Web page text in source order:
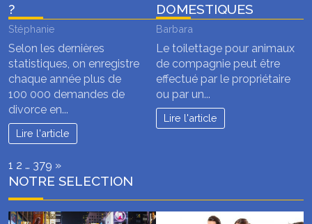
?
Stéphanie
Selon les dernières
statistiques, on enregistre
chaque année plus de
100 000 demandes de
divorce en...
Lire l'article
DOMESTIQUES
Barbara
Le toilettage pour animaux
de compagnie peut être
effectué par le propriétaire
ou par un...
Lire l'article
Page:
1 2 … 379 Next
»
NOTRE SELECTION